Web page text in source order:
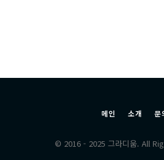
메인 소개 문
© 2016 - 2025 그라디움. All